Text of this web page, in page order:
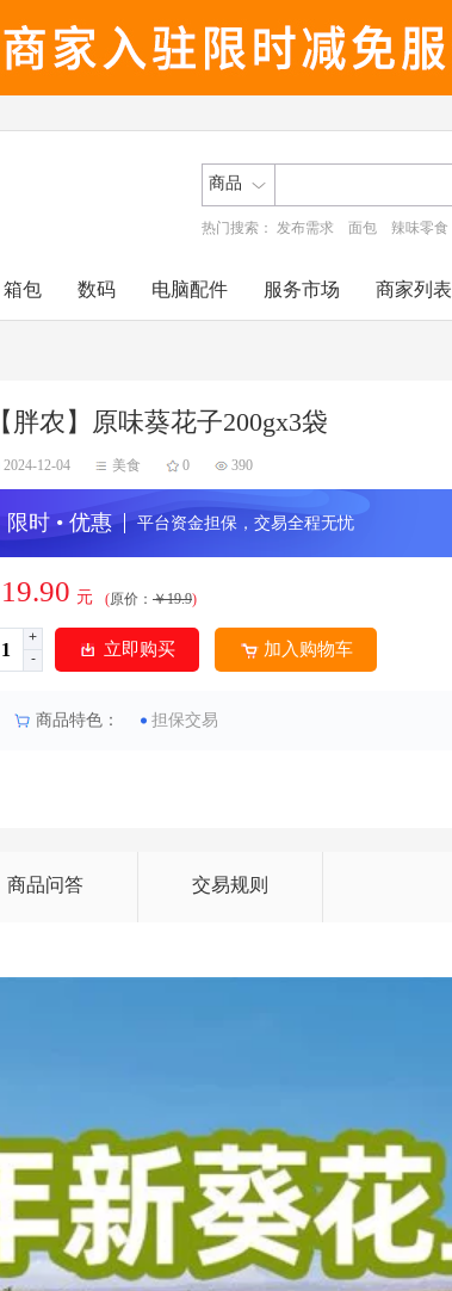
商品
热门搜索： 发布需求 面包 辣味零食
箱包 数码 电脑配件 服务市场 商家列表
【胖农】原味葵花子200gx3袋
2024-12-04 美食 0 390
限时 • 优惠 平台资金担保，交易全程无忧
19.90 元 (原价： ￥19.9)
+
-
立即购买 加入购物车
商品特色： 担保交易
商品问答 交易规则